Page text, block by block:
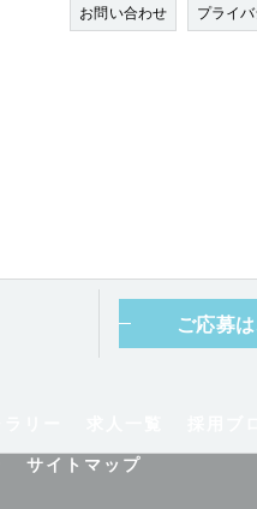
お問い合わせ プライ
ご応募
サイトマップ